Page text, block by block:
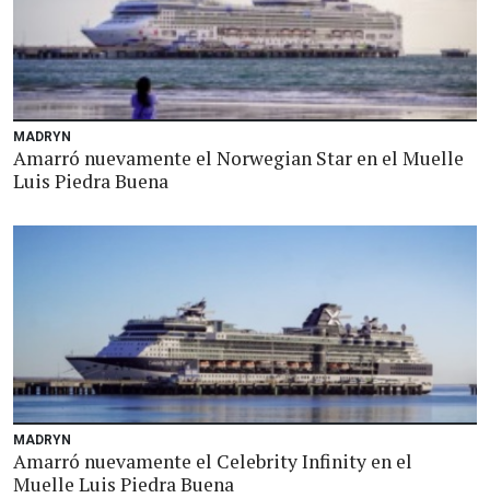
MADRYN
Amarró nuevamente el Norwegian Star en el Muelle
Luis Piedra Buena
MADRYN
Amarró nuevamente el Celebrity Infinity en el
Muelle Luis Piedra Buena